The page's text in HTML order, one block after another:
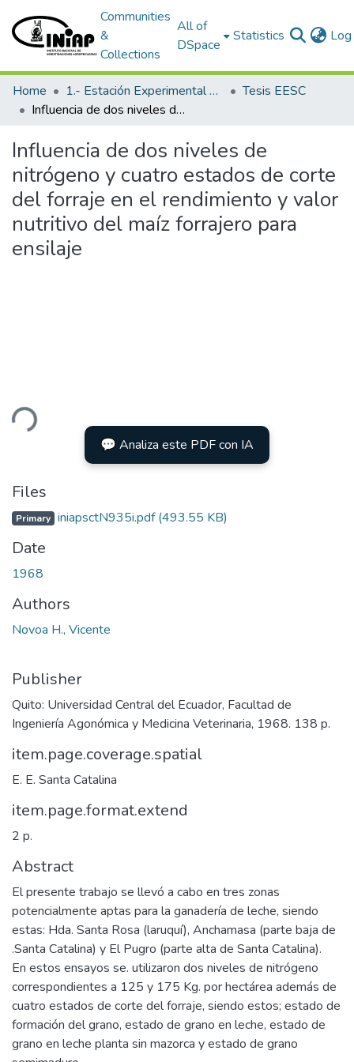
Communities
&
Collections
All of
DSpace
Statistics
Home 1.- Estación Experimental Santa Catalina
Tesis EESC
Influencia de dos niveles de nitrógeno y cuatro estados de corte del forraje en el rendimiento y valor nutritivo del maíz forrajero para ensilaje
Influencia de dos niveles de
nitrógeno y cuatro estados de corte
del forraje en el rendimiento y valor
nutritivo del maíz forrajero para
ensilaje
💬 Analiza este PDF con IA
Files
Primary iniapsctN935i.pdf(493.55 KB)
Date
1968
Authors
Novoa H., Vicente
Publisher
Quito: Universidad Central del Ecuador, Facultad de
Ingeniería Agonómica y Medicina Veterinaria, 1968. 138 p.
item.page.coverage.spatial
E. E. Santa Catalina
item.page.format.extend
2 p.
Abstract
El presente trabajo se llevó a cabo en tres zonas
potencialmente aptas para la ganadería de leche, siendo
estas: Hda. Santa Rosa (laruquí), Anchamasa (parte baja de
.Santa Catalina) y El Pugro (parte alta de Santa Catalina).
En estos ensayos se. utilizaron dos niveles de nitrógeno
correspondientes a 125 y 175 Kg. por hectárea además de
cuatro estados de corte del forraje, siendo estos; estado de
formación del grano, estado de grano en leche, estado de
grano en leche planta sin mazorca y estado de grano